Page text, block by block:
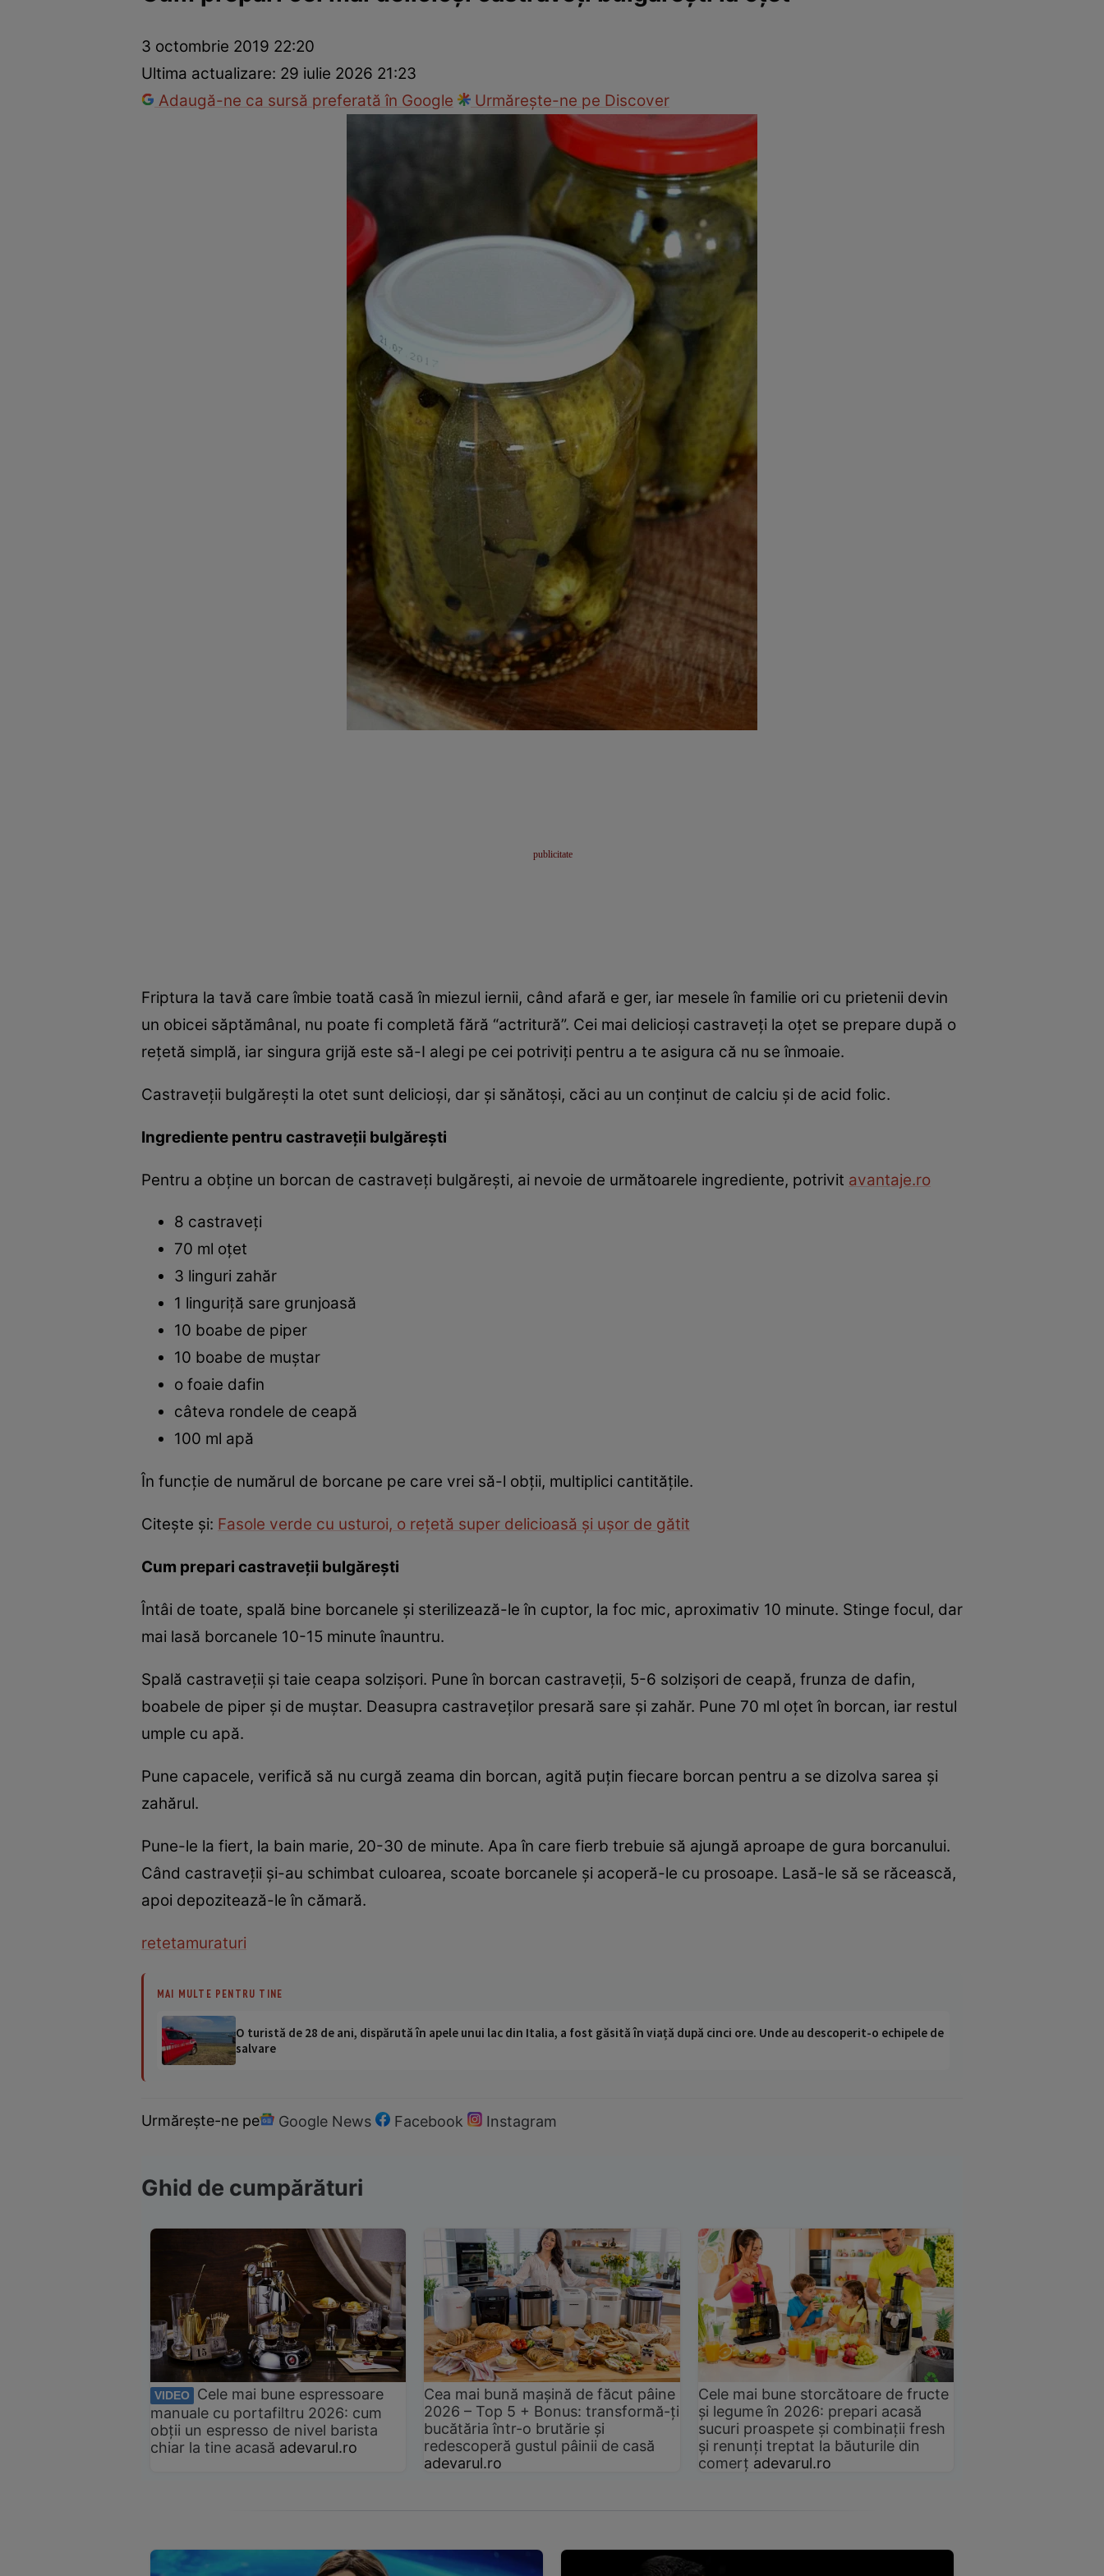
Mâncăruri rapideRețete cu legume
3 octombrie 2019 22:20
Ultima actualizare: 29 iulie 2026 21:23
Adaugă-ne ca sursă preferată în Google
Urmărește-ne pe Discover
Friptura la tavă care îmbie toată casă în miezul iernii, când afară e ger, iar mesele în familie ori cu prietenii devin
un obicei săptămânal, nu poate fi completă fără “actritură”. Cei mai delicioşi castraveţi la oţet se prepare după o
reţetă simplă, iar singura grijă este să-I alegi pe cei potriviţi pentru a te asigura că nu se înmoaie.
Castraveţii bulgăreşti la otet sunt delicioşi, dar şi sănătoşi, căci au un conţinut de calciu şi de acid folic.
Ingrediente pentru castraveţii bulgăreşti
Pentru a obţine un borcan de castraveţi bulgăreşti, ai nevoie de următoarele ingrediente, potrivit avantaje.ro
8 castraveţi
70 ml oţet
3 linguri zahăr
1 linguriţă sare grunjoasă
10 boabe de piper
10 boabe de muştar
o foaie dafin
câteva rondele de ceapă
100 ml apă
În funcţie de numărul de borcane pe care vrei să-l obţii, multiplici cantităţile.
Citeşte şi: Fasole verde cu usturoi, o reţetă super delicioasă şi uşor de gătit
Cum prepari castraveţii bulgăreşti
Întâi de toate, spală bine borcanele şi sterilizează-le în cuptor, la foc mic, aproximativ 10 minute. Stinge focul, dar
mai lasă borcanele 10-15 minute înauntru.
Spală castraveţii şi taie ceapa solzişori. Pune în borcan castraveţii, 5-6 solzişori de ceapă, frunza de dafin,
boabele de piper şi de muştar. Deasupra castraveţilor presară sare şi zahăr. Pune 70 ml oţet în borcan, iar restul
umple cu apă.
Pune capacele, verifică să nu curgă zeama din borcan, agită puţin fiecare borcan pentru a se dizolva sarea şi
zahărul.
Pune-le la fiert, la bain marie, 20-30 de minute. Apa în care fierb trebuie să ajungă aproape de gura borcanului.
Când castraveţii şi-au schimbat culoarea, scoate borcanele şi acoperă-le cu prosoape. Lasă-le să se răcească,
apoi depozitează-le în cămară.
retetamuraturi
MAI MULTE PENTRU TINE
O turistă de 28 de ani, dispărută în apele unui lac din Italia, a fost găsită în viață după cinci ore. Unde au descoperit-o echipele de
salvare
Urmărește-ne pe Google News Facebook Instagram
Ghid de cumpărături
VIDEO
Cele mai bune espressoare
manuale cu portafiltru 2026: cum
obții un espresso de nivel barista
chiar la tine acasă adevarul.ro
Cea mai bună mașină de făcut pâine
2026 – Top 5 + Bonus: transformă-ți
bucătăria într-o brutărie și
redescoperă gustul pâinii de casă
adevarul.ro
Cele mai bune storcătoare de fructe
și legume în 2026: prepari acasă
sucuri proaspete și combinații fresh
și renunți treptat la băuturile din
comerț adevarul.ro